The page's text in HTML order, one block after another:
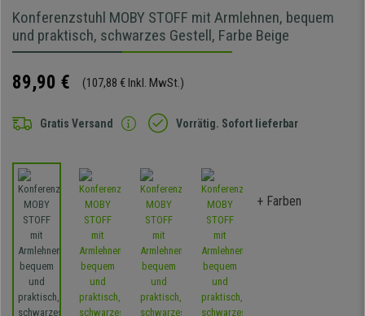
Konferenzstuhl MOBY STOFF mit Armlehnen, bequem
und praktisch, schwarzes Gestell, Farbe Beige
89,90 € (107,88 € Inkl. MwSt.)
Gratis Versand Vorrätig. Sofort lieferbar
+ Farben